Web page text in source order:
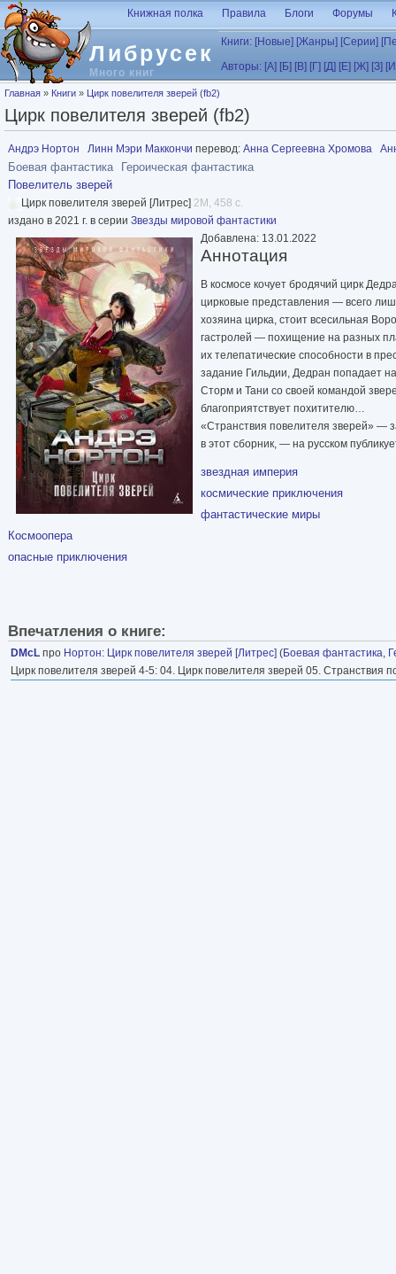
Перейти к основному содержанию
Либрусек
Много книг
Книжная полка Правила Блоги Форумы
Книги: [Новые] [Жанры] [Серии]
Авторы: [А] [Б] [В] [Г] [Д] [Е] [Ж] [З]
Вы здесь
Главная » Книги » Цирк повелителя зверей (fb2)
Цирк повелителя зверей (fb2)
Андрэ Нортон Линн Мэри Маккончи перевод: Анна Сергеевна Хромова
Боевая фантастика
Героическая фантастика
Повелитель зверей
Цирк повелителя зверей [Литрес] 2M, 458 с.
издано в 2021 г. в серии Звезды мировой фантастики
Добавлена: 13.01.2022
Аннотация
В космосе кочует бродячий цирк
цирковые представления — всего
хозяина цирка, стоит всесильная
гастролей — похищение на разных
их телепатические способности в
задание Гильдии, Дедран попадает
Сторм и Тани со своей командой
благоприятствует похитителю…
«Странствия повелителя зверей» —
в этот сборник, — на русском
звездная империя
космические приключения
фантастические миры
Космоопера
опасные приключения
Впечатления о книге:
DMcL про Нортон: Цирк повелителя зверей [Литрес] (Боевая фантастика,
Цирк повелителя зверей 4-5: 04. Цирк повелителя зверей 05. Странствия